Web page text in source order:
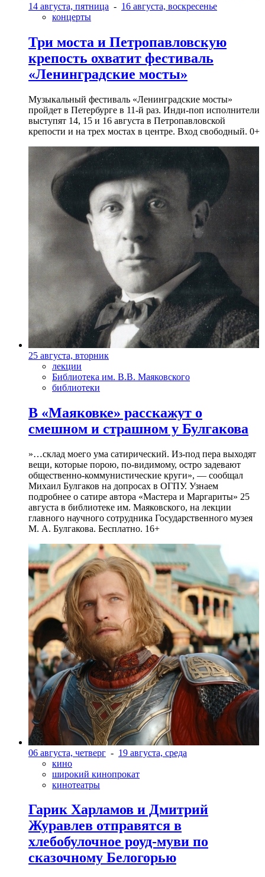
14 августа, пятница - 16 августа, воскресенье
концерты
Три моста и Петропавловскую
крепость охватит фестиваль
«Ленинградские мосты»
Музыкальный фестиваль «Ленинградские мосты»
пройдет в Петербурге в 11-й раз. Инди-поп исполнители
выступят 14, 15 и 16 августа в Петропавловской
крепости и на трех мостах в центре. Вход свободный. 0+
25 августа, вторник
лекции
Библиотека им. В.В. Маяковского
библиотеки
В «Маяковке» расскажут о
смешном и страшном у Булгакова
»…склад моего ума сатирический. Из-под пера выходят
вещи, которые порою, по-видимому, остро задевают
общественно-коммунистические круги», — сообщал
Михаил Булгаков на допросах в ОГПУ. Узнаем
подробнее о сатире автора «Мастера и Маргариты» 25
августа в библиотеке им. Маяковского, на лекции
главного научного сотрудника Государственного музея
М. А. Булгакова. Бесплатно. 16+
06 августа, четверг - 19 августа, среда
кино
широкий кинопрокат
кинотеатры
Гарик Харламов и Дмитрий
Журавлев отправятся в
хлебобулочное роуд-муви по
сказочному Белогорью